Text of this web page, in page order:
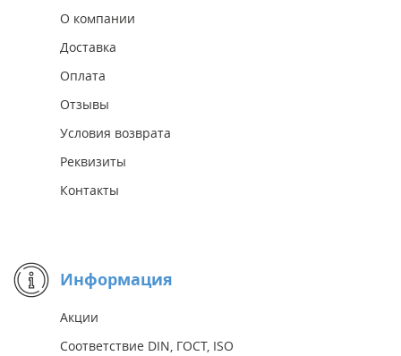
О компании
Доставка
Оплата
Отзывы
Условия возврата
Реквизиты
Контакты
Информация
Акции
Соответствие DIN, ГОСТ, ISO